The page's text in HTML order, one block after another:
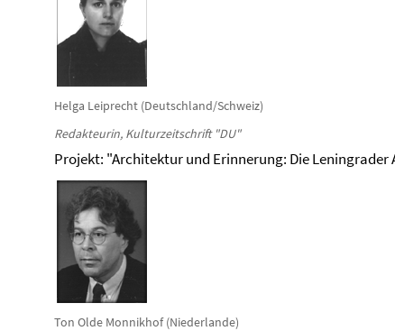
Helga Leiprecht (Deutschland/Schweiz)
Redakteurin, Kulturzeitschrift "DU"
Projekt: "Architektur und Erinnerung: Die Leningrader
Ton Olde Monnikhof (Niederlande)